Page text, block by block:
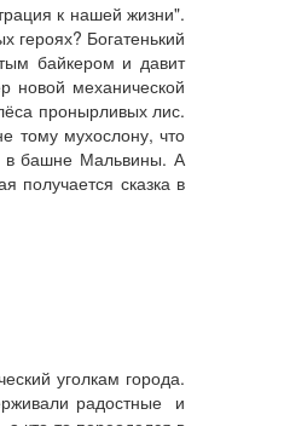
к нашей жизни".
Богатенький
байкером и давит
новой механической
пронырливых лис.
тому мухослону, что
в башне Мальвины. А
получается сказка в
уголкам города.
радостные и